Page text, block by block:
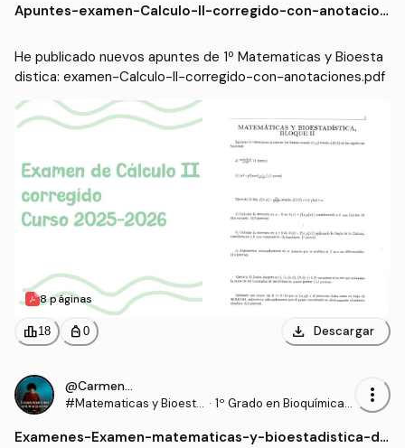
Apuntes-examen-Calculo-II-corregido-con-anotacion
He publicado nuevos apuntes de 1º Matematicas y Bioesta
distica: examen-Calculo-II-corregido-con-anotaciones.pdf
8 páginas
leaderboard18 personal_bag 0 download Descargar
@CarmenXD17
#Matematicas y Bioesta · 1º Grado en Bioquímica
more_vert
Examenes-Examen-matematicas-y-bioestadistica-do